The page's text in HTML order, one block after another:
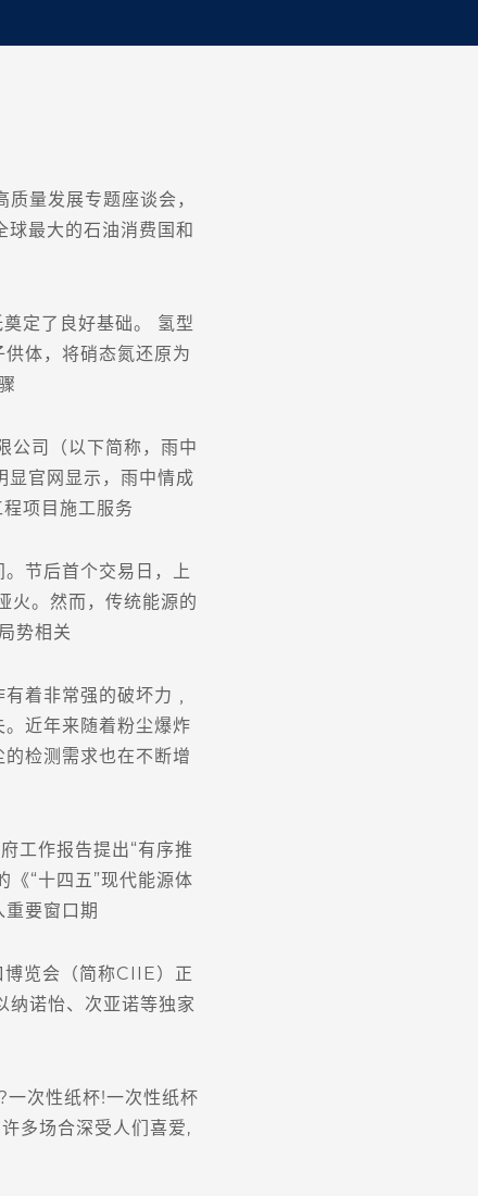
量发展专题座谈会，
球最大的石油消费国和
定了良好基础。 氢型
体，将硝态氮还原为
司（以下简称，雨中
显官网显示，雨中情成
项目施工服务
节后首个交易日，上
火。然而，传统能源的
势相关
着非常强的破坏力﹐
近年来随着粉尘爆炸
检测需求也在不断增
工作报告提出“有序推
“十四五”现代能源体
要窗口期
览会（简称CIIE）正
纳诺怡、次亚诺等独家
次性纸杯!一次性纸杯
多场合深受人们喜爱,